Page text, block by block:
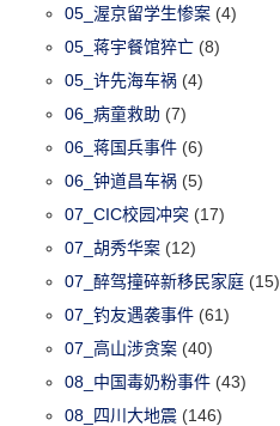
05_渥京留学生惨案 (4)
05_蒋宇餐馆猝亡 (8)
05_许先海车祸 (4)
06_病童救助 (7)
06_蒋国兵事件 (6)
06_钟道昌车祸 (5)
07_CIC校园冲突 (17)
07_胡秀华案 (12)
07_醉驾撞碎新移民家庭 (15)
07_钓友遇袭事件 (61)
07_高山涉贪案 (40)
08_中国毒奶粉事件 (43)
08_四川大地震 (146)